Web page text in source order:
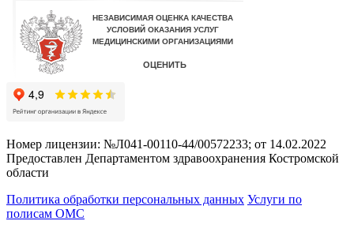
Номер лицензии: №Л041-00110-44/00572233; от 14.02.2022
Предоставлен Департаментом здравоохранения Костромской
области
Политика обработки персональных данных Услуги по
полисам ОМС